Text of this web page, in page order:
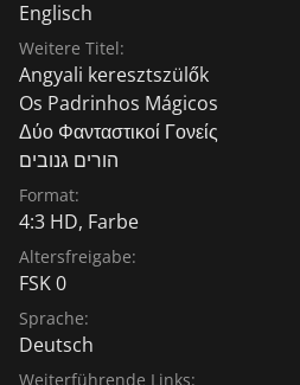
Englisch
Weitere Titel:
Angyali keresztszülők
Os Padrinhos Mágicos
Δύο Φανταστικοί Γονείς
הורים גנובים
Format:
4:3 HD, Farbe
Altersfreigabe:
FSK 0
Sprache:
Deutsch
Weiterführende Links: